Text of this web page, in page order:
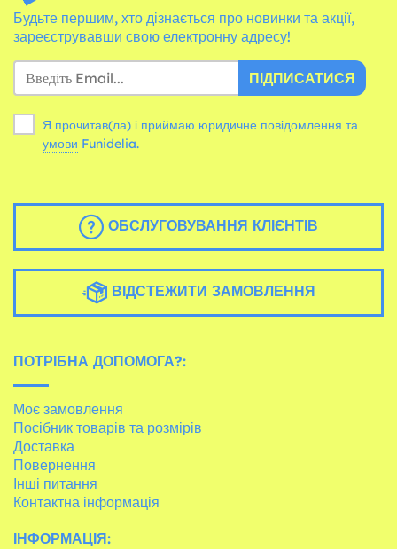
Будьте першим, хто дізнається про новинки та акції,
зареєструвавши свою електронну адресу!
ПІДПИСАТИСЯ
Я прочитав(ла) і приймаю юридичне повідомлення та
умови Funidelia.
ОБСЛУГОВУВАННЯ КЛІЄНТІВ
ВІДСТЕЖИТИ ЗАМОВЛЕННЯ
ПОТРІБНА ДОПОМОГА?:
Моє замовлення
Посібник товарів та розмірів
Доставка
Повернення
Інші питання
Контактна інформація
ІНФОРМАЦІЯ: